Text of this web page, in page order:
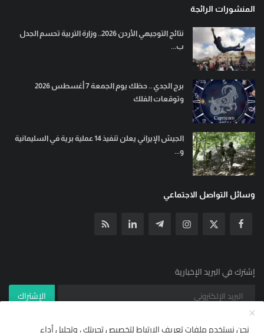
المنشورات الرائجة
نتائج التوجيهي الأردن 2026.. وزارة التربية تحسم الجدل
ب...
برج الجدي .. حظك يوم الجمعة 7 أغسطس 2026
وتوقعات الفلك
الجيش الإيراني يعلن تنفيذ 14 عملية برية في السليمانية
و...
وسائل التواصل الاجتماعي
إشترك في البريد الإخبارية
الإشتراك
نحن نستخدم ملفات تعريف الارتباط لتخصيص تجربتك ، وتحليل أداء